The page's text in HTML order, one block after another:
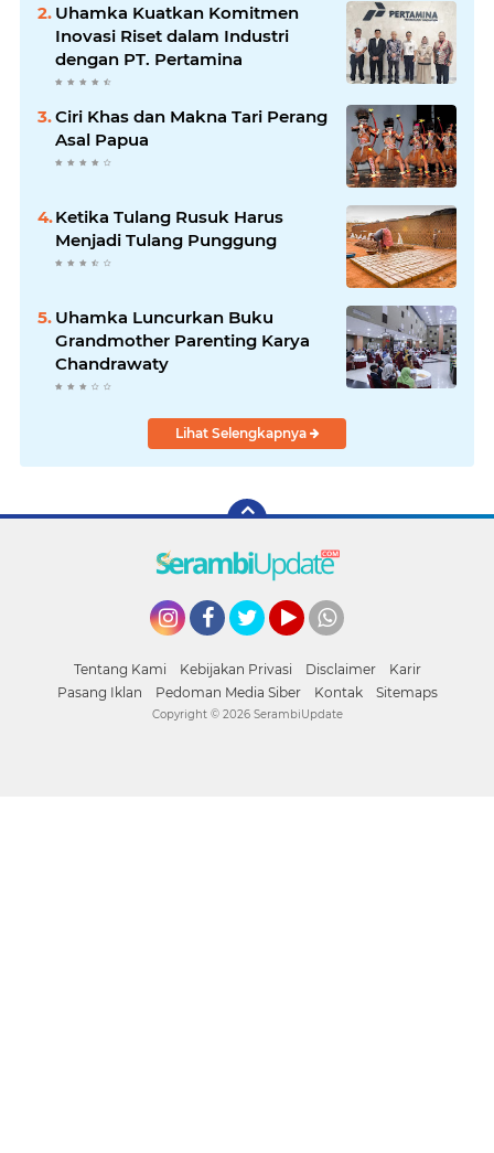
Uhamka Kuatkan Komitmen
Inovasi Riset dalam Industri
dengan PT. Pertamina
Ciri Khas dan Makna Tari Perang
Asal Papua
Ketika Tulang Rusuk Harus
Menjadi Tulang Punggung
Uhamka Luncurkan Buku
Grandmother Parenting Karya
Chandrawaty
Lihat Selengkapnya
Tentang Kami Kebijakan Privasi Disclaimer
Karir
Pasang Iklan
Pedoman Media Siber Kontak Sitemaps
Copyright © 2026 SerambiUpdate